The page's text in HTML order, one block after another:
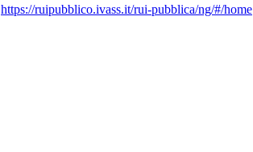
https://ruipubblico.ivass.it/rui-pubblica/ng/#/home